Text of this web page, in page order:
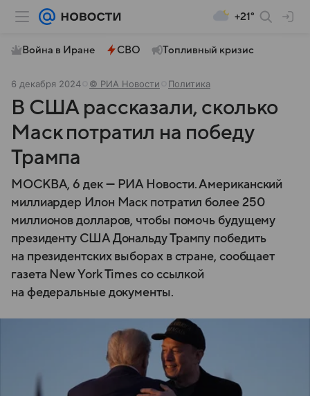
+21°
Война в Иране СВО Топливный кризис
6 декабря 2024 © РИА Новости Политика
В США рассказали, сколько
Маск потратил на победу
Трампа
МОСКВА, 6 дек — РИА Новости. Американский
миллиардер Илон Маск потратил более 250
миллионов долларов, чтобы помочь будущему
президенту США Дональду Трампу победить
на президентских выборах в стране, сообщает
газета New York Times со ссылкой
на федеральные документы.